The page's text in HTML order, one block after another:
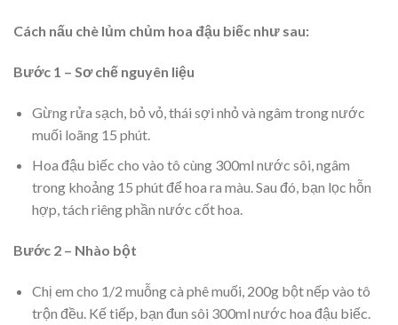
Cách nấu chè lủm chủm hoa đậu biếc như sau:
Bước 1 – Sơ chế nguyên liệu
Gừng rửa sạch, bỏ vỏ, thái sợi nhỏ và ngâm trong nước
muối loãng 15 phút.
Hoa đậu biếc cho vào tô cùng 300ml nước sôi, ngâm
trong khoảng 15 phút để hoa ra màu. Sau đó, bạn lọc hỗn
hợp, tách riêng phần nước cốt hoa.
Bước 2 – Nhào bột
Chị em cho 1/2 muỗng cà phê muối, 200g bột nếp vào tô
trộn đều. Kế tiếp, bạn đun sôi 300ml nước hoa đậu biếc.